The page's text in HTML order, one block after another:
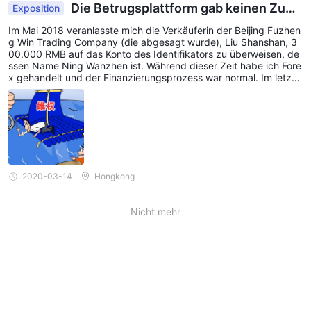
Exposition
Die Betrugsplattform gab keinen Zuga
ng zum Abheben
Im Mai 2018 veranlasste mich die Verkäuferin der Beijing Fuzhen
g Win Trading Company (die abgesagt wurde), Liu Shanshan, 3
00.000 RMB auf das Konto des Identifikators zu überweisen, de
ssen Name Ning Wanzhen ist. Während dieser Zeit habe ich Fore
x gehandelt und der Finanzierungsprozess war normal. Im letzte
n April hatte ich einige Probleme, den Rückzug zu beantragen. D
er Agent Ma Long sagte, der Makler sei entkommen und habe v
ersprochen, meinen gesamten Fonds zu entschädigen. Jetzt ist
das Geld noch nicht eingegangen. Ich ergreife die rechtlichen Sc
hritte. Wenn ich diesen Beitrag schreibe, hoffe ich, dass diese Be
trugsfirma entlarvt wird.
2020-03-14 Hongkong
Nicht mehr